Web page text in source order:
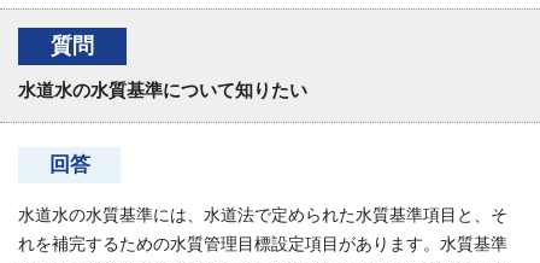
質問
水道水の水質基準について知りたい
回答
水道水の水質基準には、水道法で定められた水質基準項目と、そ
れを補完するための水質管理目標設定項目があります。水質基準